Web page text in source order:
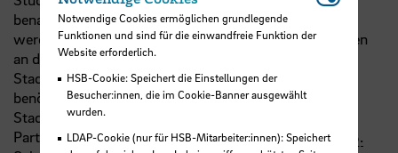
benachteiligten Stadtquartieren in Bremen verbessert
werden kann. Es ergeben sich auch klare Empfehlungen
an die Bremer Politik zur Verbindung von
Stadtentwicklung und Klimaschutzpolitik: Erstens
benötigen Klimaschutzprojekte in benachteiligten
Stadtteilen eine sorgfältige Vorbereitung durch
Partnerschaften mit lokalen Schlüsselakteuren wie
z.B.
Notwendige Cookies ermöglichen grundlegende
Funktionen und sind für die einwandfreie Funktion der
Website erforderlich.
HSB-Cookie: Speichert die Einstellungen der
Besucher:innen, die im Cookie-Banner ausgewählt
wurden.
LDAP-Cookie (nur für HSB-Mitarbeiter:innen): Speichert